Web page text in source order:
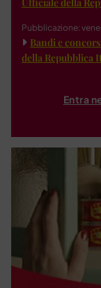
Pubblicazione:
Bandi e
della Repubblica
Entra